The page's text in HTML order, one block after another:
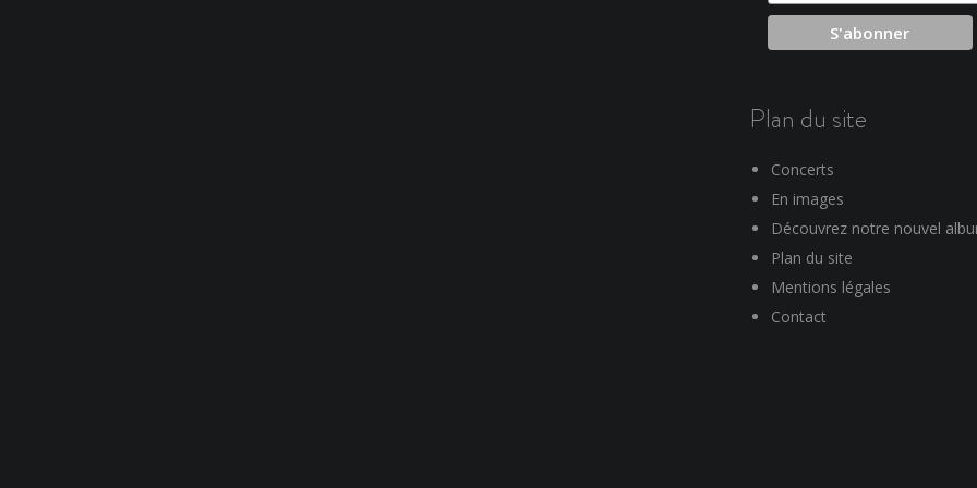
Plan du site
Concerts
En images
Découvrez notre nouvel
Plan du site
Mentions légales
Contact